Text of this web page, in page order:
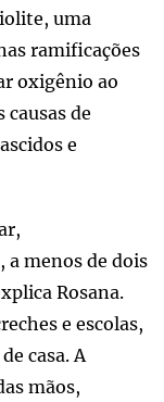
uma
ramificações
oxigênio ao
de
e
menos de dois
Rosana.
e escolas,
casa. A
mãos,